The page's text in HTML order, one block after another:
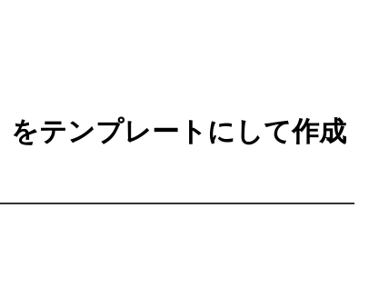
をテンプレートにして作成